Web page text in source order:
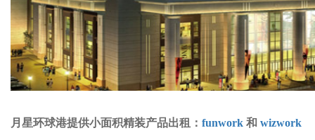
月星环球港提供小面积精装产品出租： funwork 和 wizwork